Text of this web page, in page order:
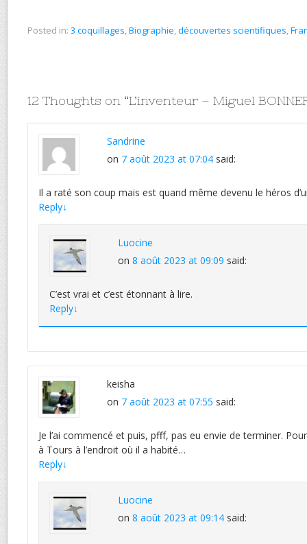
Posted in: 3 coquillages,Biographie,découvertes scientifiques,
12 Thoughts on “L’inventeur – Miguel
Sandrine
on 7 août 2023 at 07:04 said:
Il a raté son coup mais est quand même devenu le héros
Reply↓
Luocine
on 8 août 2023 at 09:09 said:
C’est vrai et c’est étonnant à lire.
Reply↓
keisha
on 7 août 2023 at 07:55 said:
Je l’ai commencé et puis, pfff, pas eu envie de terminer.
à Tours à l’endroit où il a habité…
Reply↓
Luocine
on 8 août 2023 at 09:14 said: